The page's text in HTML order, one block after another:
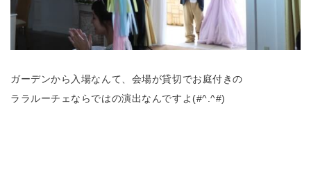
ガーデンから入場なんて、会場が貸切でお庭付きの
ララルーチェならではの演出なんですよ(#^.^#)